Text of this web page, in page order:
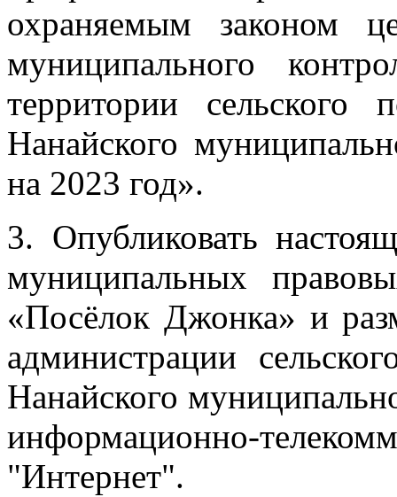
охраняемым законом
муниципального
территории сельского
Нанайского
на 2023 год».
3. Опубликовать
муниципальных
«Посёлок Джонка» и
администрации
Нанайского
информационно-
"Интернет".